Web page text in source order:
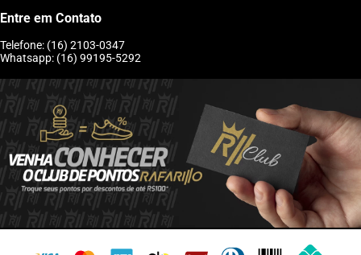
Entre em Contato
Telefone: (16) 2103-0347
Whatsapp: (16) 99195-5292